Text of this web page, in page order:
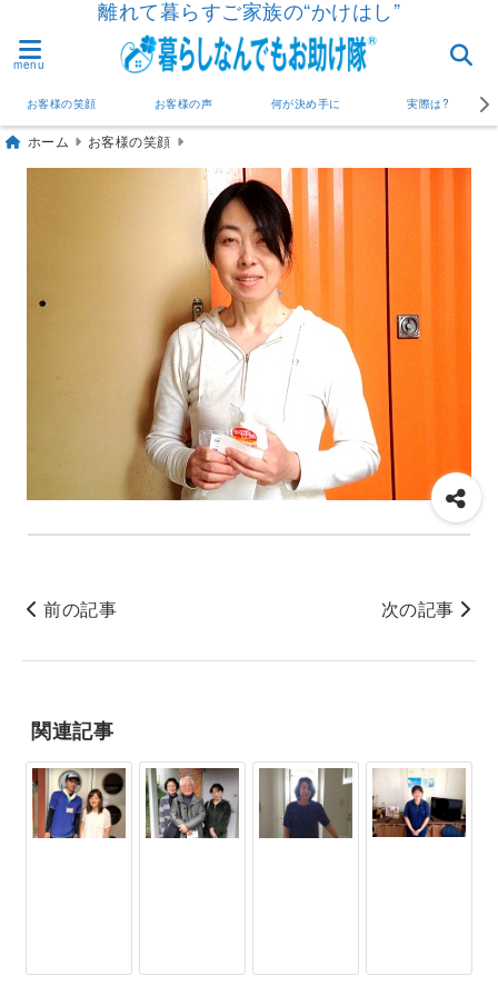
離れて暮らすご家族の“かけはし”
menu
お客様の笑顔 お客様の声 何が決め手に 実際は?
ホーム お客様の笑顔
前の記事 次の記事
関連記事